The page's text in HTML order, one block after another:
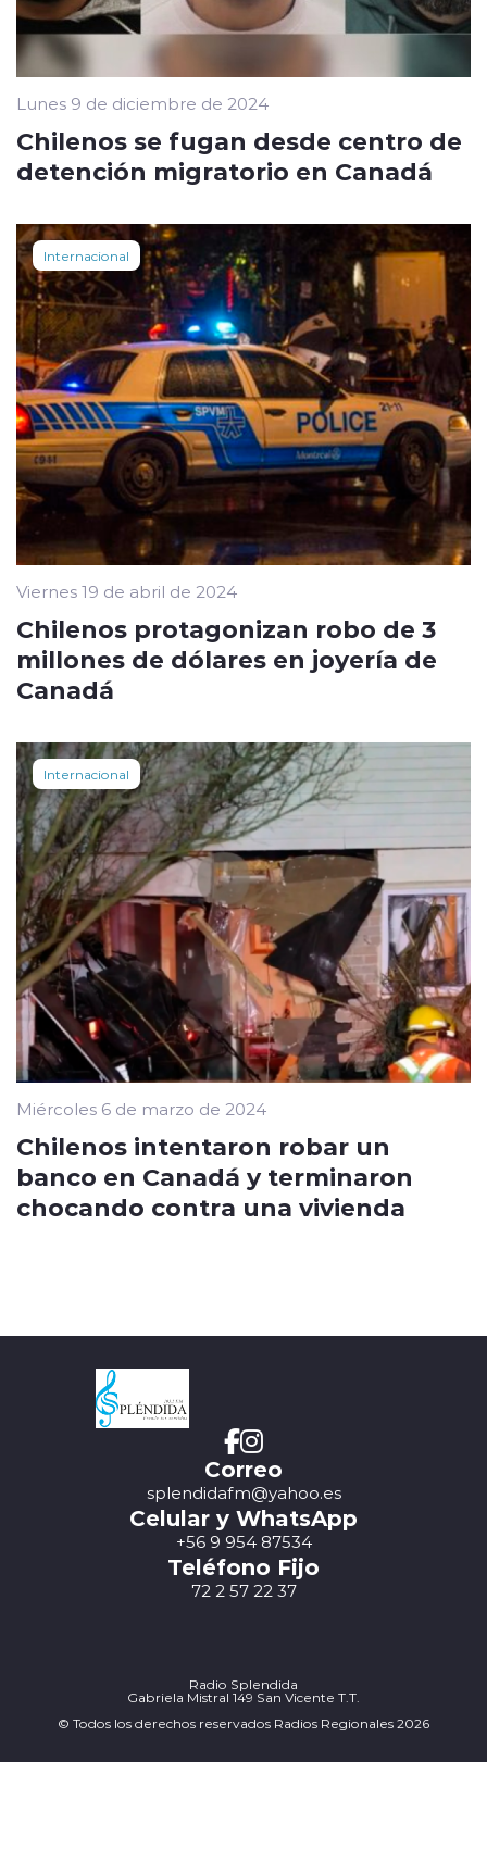
Lunes 9 de diciembre de 2024
Chilenos se fugan desde centro de
detención migratorio en Canadá
Internacional
Viernes 19 de abril de 2024
Chilenos protagonizan robo de 3
millones de dólares en joyería de
Canadá
Internacional
Miércoles 6 de marzo de 2024
Chilenos intentaron robar un
banco en Canadá y terminaron
chocando contra una vivienda
Correo
splendidafm@yahoo.es
Celular y WhatsApp
+56 9 954 87534
Teléfono Fijo
72 2 57 22 37
Radio Splendida
Gabriela Mistral 149 San Vicente T.T.
© Todos los derechos reservados Radios Regionales 2026